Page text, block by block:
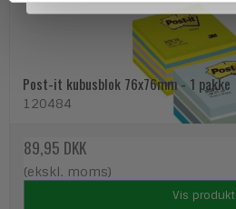
Post-it kubusblok 76x76mm - 1 pakke
120484
89,95 DKK
(ekskl. moms)
Vis produkt